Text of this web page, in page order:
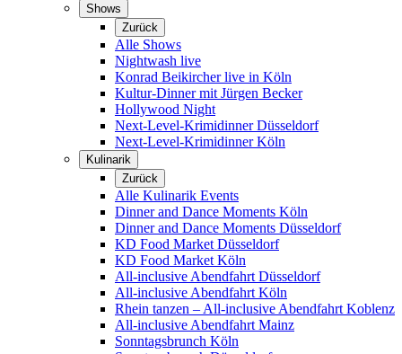
Shows
Zurück
Alle Shows
Nightwash live
Konrad Beikircher live in Köln
Kultur-Dinner mit Jürgen Becker
Hollywood Night
Next-Level-Krimidinner Düsseldorf
Next-Level-Krimidinner Köln
Kulinarik
Zurück
Alle Kulinarik Events
Dinner and Dance Moments Köln
Dinner and Dance Moments Düsseldorf
KD Food Market Düsseldorf
KD Food Market Köln
All-inclusive Abendfahrt Düsseldorf
All-inclusive Abendfahrt Köln
Rhein tanzen – All-inclusive Abendfahrt Koblenz
All-inclusive Abendfahrt Mainz
Sonntagsbrunch Köln